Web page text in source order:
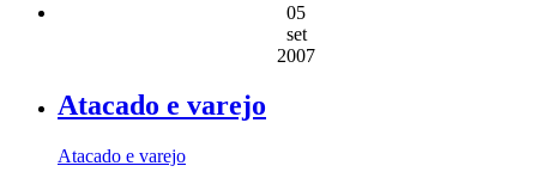
05
set
2007
Atacado e varejo
Atacado e varejo